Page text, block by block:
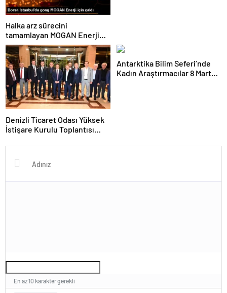
Halka arz sürecini
tamamlayan MOGAN Enerji
#MOGAN koduyla Borsa
İstanbul’da işlem görmeye
başladı
Denizli Ticaret Odası Yüksek
İstişare Kurulu Toplantısı
Antarktika Bilim Seferi’nde
Kadın Araştırmacılar 8 Mart
En az 10 karakter gerekli